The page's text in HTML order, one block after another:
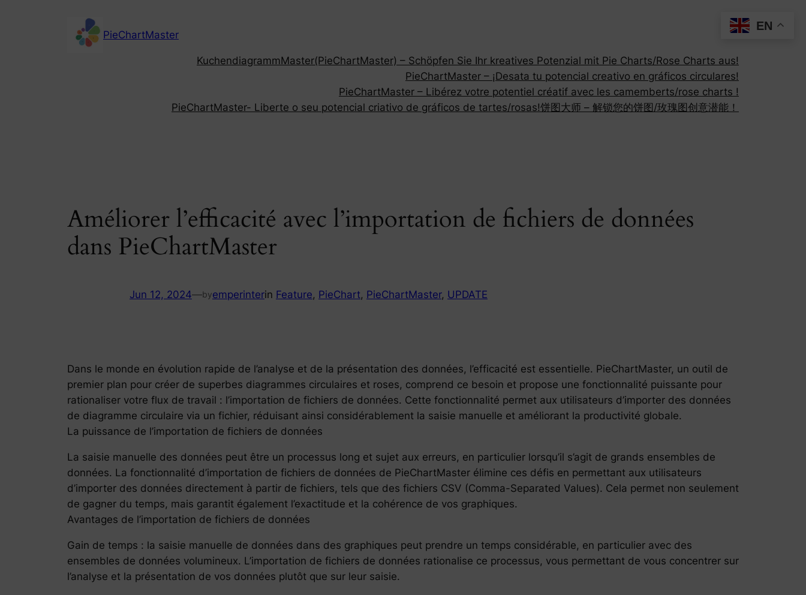
PieChartMaster
KuchendiagrammMaster(PieChartMaster) – Schöpfen Sie Ihr kreatives Potenzial mit Pie Charts/Rose Charts aus!
PieChartMaster – ¡Desata tu potencial creativo en gráficos circulares!
PieChartMaster – Libérez votre potentiel créatif avec les camemberts/rose charts !
PieChartMaster- Liberte o seu potencial criativo de gráficos de tartes/rosas!饼图大师 – 解锁您的饼图/玫瑰图创意潜能！
Améliorer l’efficacité avec l’importation de fichiers de données
dans PieChartMaster
Jun 12, 2024—byemperinterin Feature, PieChart, PieChartMaster, UPDATE
Dans le monde en évolution rapide de l’analyse et de la présentation des données, l’efficacité est essentielle. PieChartMaster, un outil de
premier plan pour créer de superbes diagrammes circulaires et roses, comprend ce besoin et propose une fonctionnalité puissante pour
rationaliser votre flux de travail : l’importation de fichiers de données. Cette fonctionnalité permet aux utilisateurs d’importer des données
de diagramme circulaire via un fichier, réduisant ainsi considérablement la saisie manuelle et améliorant la productivité globale.
La puissance de l’importation de fichiers de données
La saisie manuelle des données peut être un processus long et sujet aux erreurs, en particulier lorsqu’il s’agit de grands ensembles de
données. La fonctionnalité d’importation de fichiers de données de PieChartMaster élimine ces défis en permettant aux utilisateurs
d’importer des données directement à partir de fichiers, tels que des fichiers CSV (Comma-Separated Values). Cela permet non seulement
de gagner du temps, mais garantit également l’exactitude et la cohérence de vos graphiques.
Avantages de l’importation de fichiers de données
Gain de temps : la saisie manuelle de données dans des graphiques peut prendre un temps considérable, en particulier avec des
ensembles de données volumineux. L’importation de fichiers de données rationalise ce processus, vous permettant de vous concentrer sur
l’analyse et la présentation de vos données plutôt que sur leur saisie.
EN